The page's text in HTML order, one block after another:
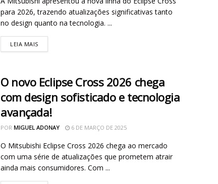
para 2026, trazendo atualizações significativas tanto
no design quanto na tecnologia. ...
LEIA MAIS
O novo Eclipse Cross 2026 chega
com design sofisticado e tecnologia
avançada!
POR MIGUEL ADONAY 6 DE MARÇO DE 2025
O Mitsubishi Eclipse Cross 2026 chega ao mercado
com uma série de atualizações que prometem atrair
ainda mais consumidores. Com ...